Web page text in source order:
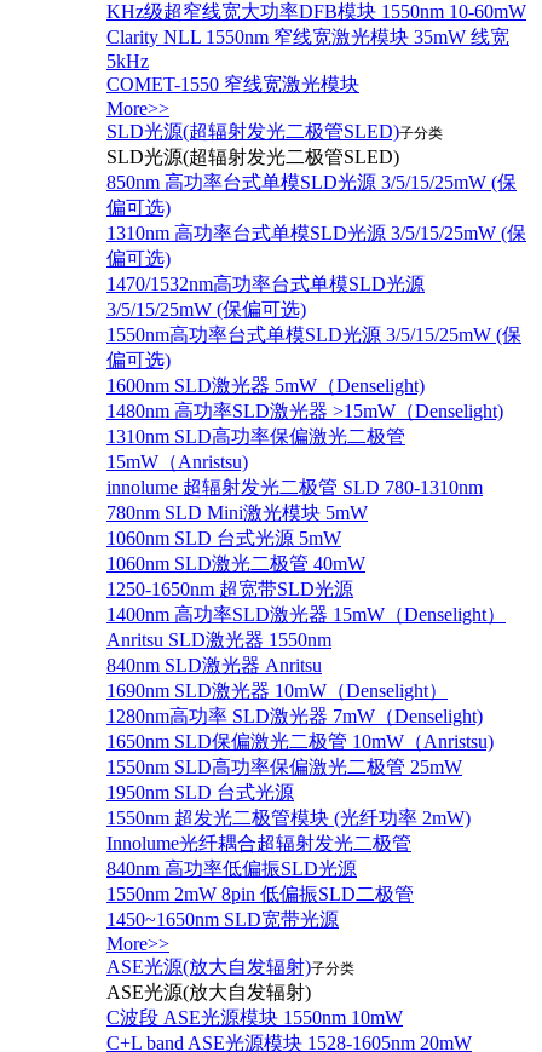
KHz级超窄线宽大功率DFB模块 1550nm 10-60mW
Clarity NLL 1550nm 窄线宽激光模块 35mW 线宽
5kHz
COMET-1550 窄线宽激光模块
More>>
SLD光源(超辐射发光二极管SLED)子分类
SLD光源(超辐射发光二极管SLED)
850nm 高功率台式单模SLD光源 3/5/15/25mW (保
偏可选)
1310nm 高功率台式单模SLD光源 3/5/15/25mW (保
偏可选)
1470/1532nm高功率台式单模SLD光源
3/5/15/25mW (保偏可选)
1550nm高功率台式单模SLD光源 3/5/15/25mW (保
偏可选)
1600nm SLD激光器 5mW（Denselight)
1480nm 高功率SLD激光器 >15mW（Denselight)
1310nm SLD高功率保偏激光二极管
15mW（Anristsu)
innolume 超辐射发光二极管 SLD 780-1310nm
780nm SLD Mini激光模块 5mW
1060nm SLD 台式光源 5mW
1060nm SLD激光二极管 40mW
1250-1650nm 超宽带SLD光源
1400nm 高功率SLD激光器 15mW（Denselight）
Anritsu SLD激光器 1550nm
840nm SLD激光器 Anritsu
1690nm SLD激光器 10mW（Denselight）
1280nm高功率 SLD激光器 7mW（Denselight)
1650nm SLD保偏激光二极管 10mW（Anristsu)
1550nm SLD高功率保偏激光二极管 25mW
1950nm SLD 台式光源
1550nm 超发光二极管模块 (光纤功率 2mW)
Innolume光纤耦合超辐射发光二极管
840nm 高功率低偏振SLD光源
1550nm 2mW 8pin 低偏振SLD二极管
1450~1650nm SLD宽带光源
More>>
ASE光源(放大自发辐射)子分类
ASE光源(放大自发辐射)
C波段 ASE光源模块 1550nm 10mW
C+L band ASE光源模块 1528-1605nm 20mW